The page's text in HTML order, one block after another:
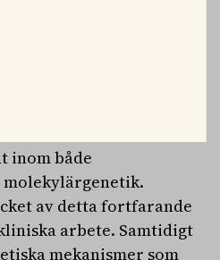
inom både
av detta fortfarande
arbete. Samtidigt
mekanismer som